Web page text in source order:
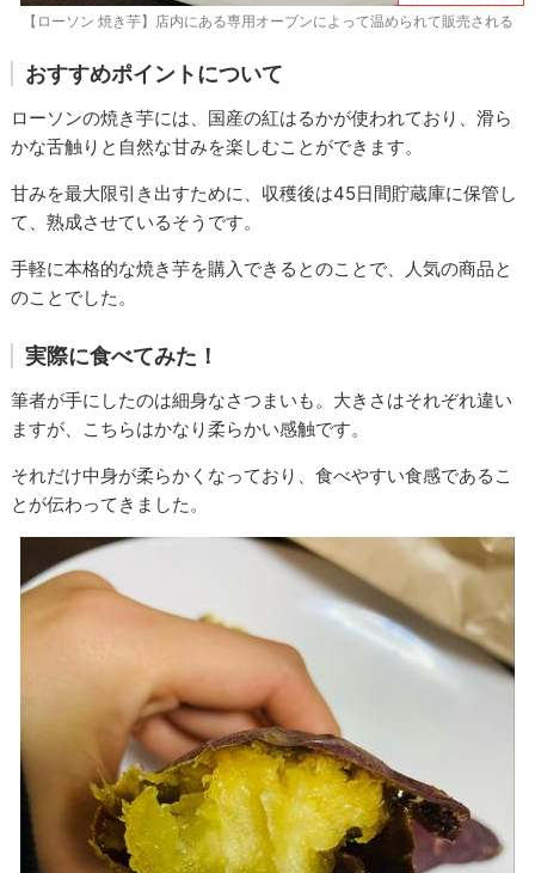
【ローソン 焼き芋】店内にある専用オーブンによって温められて販売される
おすすめポイントについて
ローソンの焼き芋には、国産の紅はるかが使われており、滑ら
かな舌触りと自然な甘みを楽しむことができます。
甘みを最大限引き出すために、収穫後は45日間貯蔵庫に保管し
て、熟成させているそうです。
手軽に本格的な焼き芋を購入できるとのことで、人気の商品と
のことでした。
実際に食べてみた！
筆者が手にしたのは細身なさつまいも。大きさはそれぞれ違い
ますが、こちらはかなり柔らかい感触です。
それだけ中身が柔らかくなっており、食べやすい食感であるこ
とが伝わってきました。